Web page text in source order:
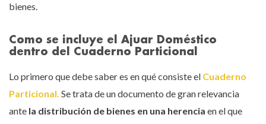
bienes.
Como se incluye el Ajuar Doméstico
dentro del Cuaderno Particional
Lo primero que debe saber es en qué consiste el Cuaderno
Particional. Se trata de un documento de gran relevancia
ante la distribución de bienes en una herencia en el que